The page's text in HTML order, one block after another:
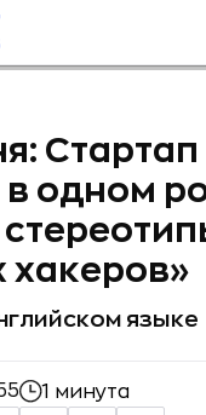
Стартап
одном
хакеров»
языке
1 минута